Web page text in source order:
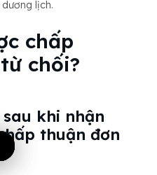
lịch.
chấp
chối?
khi nhận
thuận đơn